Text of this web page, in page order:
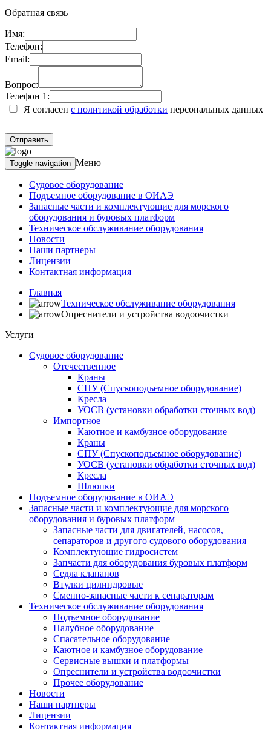
Обратная связь
Имя:
Телефон:
Email:
Вопрос:
Телефон 1:
Я согласен с политикой обработки персональных данных
Toggle navigation Меню
Судовое оборудование
Подъемное оборудование в ОИАЭ
Запасные части и комплектующие для морского
оборудования и буровых платформ
Техническое обслуживание оборудования
Новости
Наши партнеры
Лицензии
Контактная информация
Главная
Техническое обслуживание оборудования
Опреснители и устройства водоочистки
Услуги
Судовое оборудование
Отечественное
Краны
СПУ (Спускоподъемное оборудование)
Кресла
УОСВ (установки обработки сточных вод)
Импортное
Каютное и камбузное оборудование
Краны
СПУ (Спускоподъемное оборудование)
УОСВ (установки обработки сточных вод)
Кресла
Шлюпки
Подъемное оборудование в ОИАЭ
Запасные части и комплектующие для морского
оборудования и буровых платформ
Запасные части для двигателей, насосов,
сепараторов и другого судового оборудования
Комплектующие гидросистем
Запчасти для оборудования буровых платформ
Седла клапанов
Втулки цилиндровые
Сменно-запасные части к сепараторам
Техническое обслуживание оборудования
Подъемное оборудование
Палубное оборудование
Спасательное оборудование
Каютное и камбузное оборудование
Сервисные вышки и платформы
Опреснители и устройства водоочистки
Прочее оборудование
Новости
Наши партнеры
Лицензии
Контактная информация